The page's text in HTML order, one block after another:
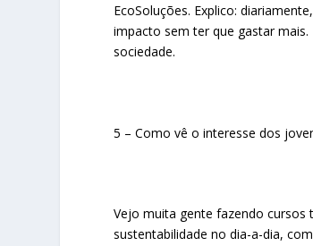
EcoSoluções. Explico:
impacto sem ter que gastar
sociedade.
5 – Como vê o interesse dos
Vejo muita gente fazendo cursos
sustentabilidade no dia-a-dia,